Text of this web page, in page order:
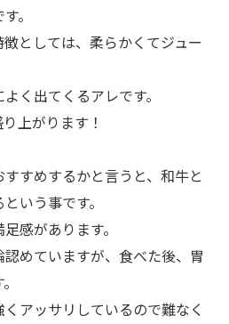
。
としては、柔らかくてジュー
く出てくるアレです。
上がります！
すめするかと言うと、和牛と
いう事です。
感があります。
めていますが、食べた後、胃
アッサリしているので難なく